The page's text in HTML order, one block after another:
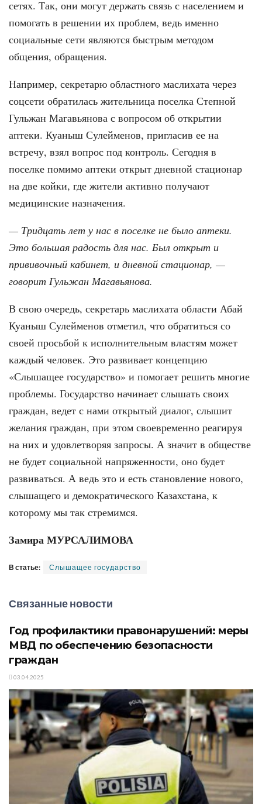
сетях. Так, они могут держать связь с населением и
помогать в решении их проблем, ведь именно
социальные сети являются быстрым методом
общения, обращения.
Например, секретарю областного маслихата через
соцсети обратилась жительница поселка Степной
Гульжан Магавьянова с вопросом об открытии
аптеки. Куаныш Сулейменов, пригласив ее на
встречу, взял вопрос под контроль. Сегодня в
поселке помимо аптеки открыт дневной стационар
на две койки, где жители активно получают
медицинские назначения.
— Тридцать лет у нас в поселке не было аптеки.
Это большая радость для нас. Был открыт и
прививочный кабинет, и дневной стационар, —
говорит Гульжан Магавьянова.
В свою очередь, секретарь маслихата области Абай
Куаныш Сулейменов отметил, что обратиться со
своей просьбой к исполнительным властям может
каждый человек. Это развивает концепцию
«Слышащее государство» и помогает решить многие
проблемы. Государство начинает слышать своих
граждан, ведет с нами открытый диалог, слышит
желания граждан, при этом своевременно реагируя
на них и удовлетворяя запросы. А значит в обществе
не будет социальной напряженности, оно будет
развиваться. А ведь это и есть становление нового,
слышащего и демократического Казахстана, к
которому мы так стремимся.
Замира МУРСАЛИМОВА
В статье: Слышащее государство
Связанные новости
Год профилактики правонарушений: меры
МВД по обеспечению безопасности
граждан
03.04.2025